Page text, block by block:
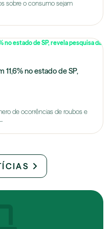
sobre o consumo sejam
no estado de SP,
de ocorrências de roubos e